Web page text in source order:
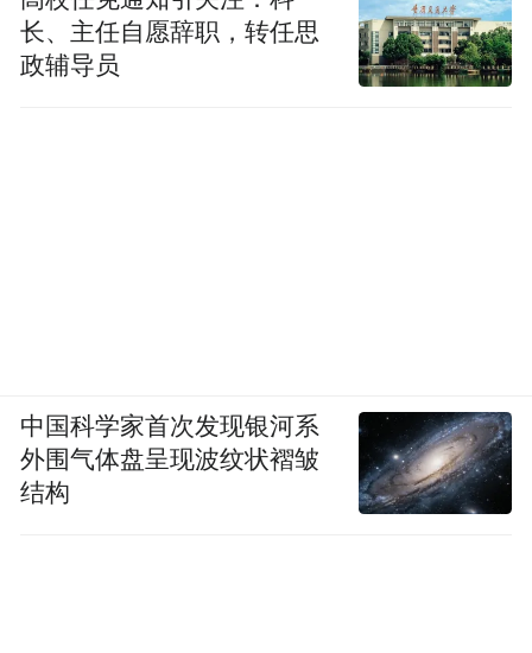
长、主任自愿辞职，转任思
政辅导员
中国科学家首次发现银河系
外围气体盘呈现波纹状褶皱
结构